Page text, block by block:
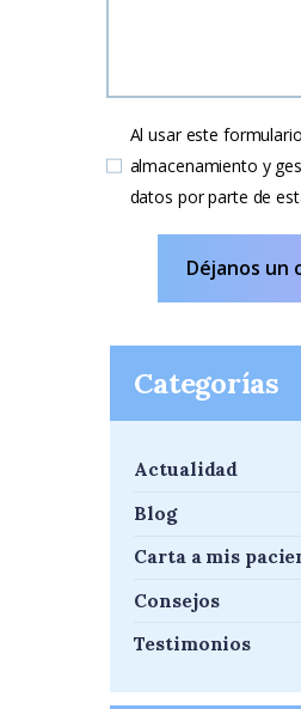
Al usar este
almacenamiento y
datos por parte de
Categorías
Actualidad
Blog
Carta a mis
Consejos
Testimonios